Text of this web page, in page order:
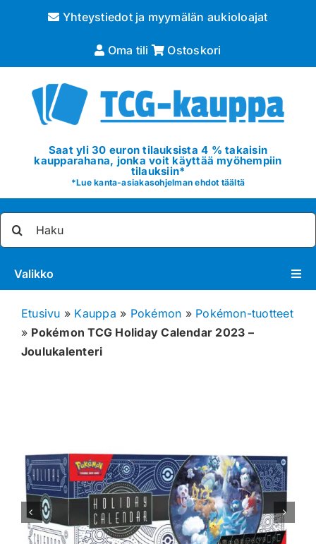
Yhteystiedot ja myymälän aukioloajat
Oma tili Ostoskori
Saat yli 30 euron tilauksista 4 % takaisin
kaupparahana, jonka voit käyttää myöhempiin
tilauksiin*
*Lue kanta-asiakasohjelman ehdot täältä
Valikko
Pokémon
Ennakot
Greidatut kortit
Irtokortit
Etusivu » Kauppa » Pokémon » Pokémon-tuotteet
» Pokémon TCG Holiday Calendar 2023 –
Joulukalenteri